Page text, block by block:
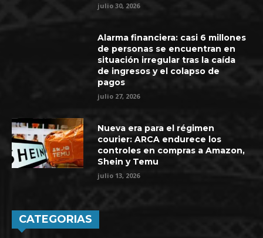
julio 30, 2026
Alarma financiera: casi 6 millones
de personas se encuentran en
situación irregular tras la caída
de ingresos y el colapso de
pagos
julio 27, 2026
Nueva era para el régimen
courier: ARCA endurece los
controles en compras a Amazon,
Shein y Temu
julio 13, 2026
CATEGORIAS